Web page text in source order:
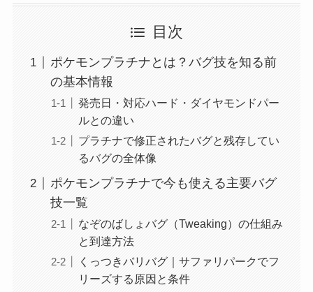
目次
ポケモンプラチナとは？バグ技を知る前
の基本情報
発売日・対応ハード・ダイヤモンドパー
ルとの違い
プラチナで修正されたバグと残存してい
るバグの全体像
ポケモンプラチナで今も使える主要バグ
技一覧
なぞのばしょバグ（Tweaking）の仕組み
と到達方法
くっつきバリバグ｜サファリパークでフ
リーズする原因と条件